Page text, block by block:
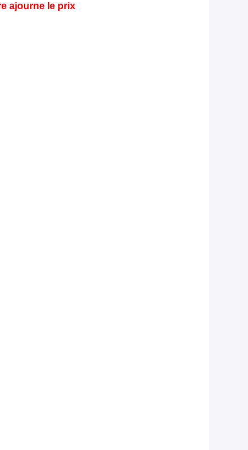
ajourne le prix